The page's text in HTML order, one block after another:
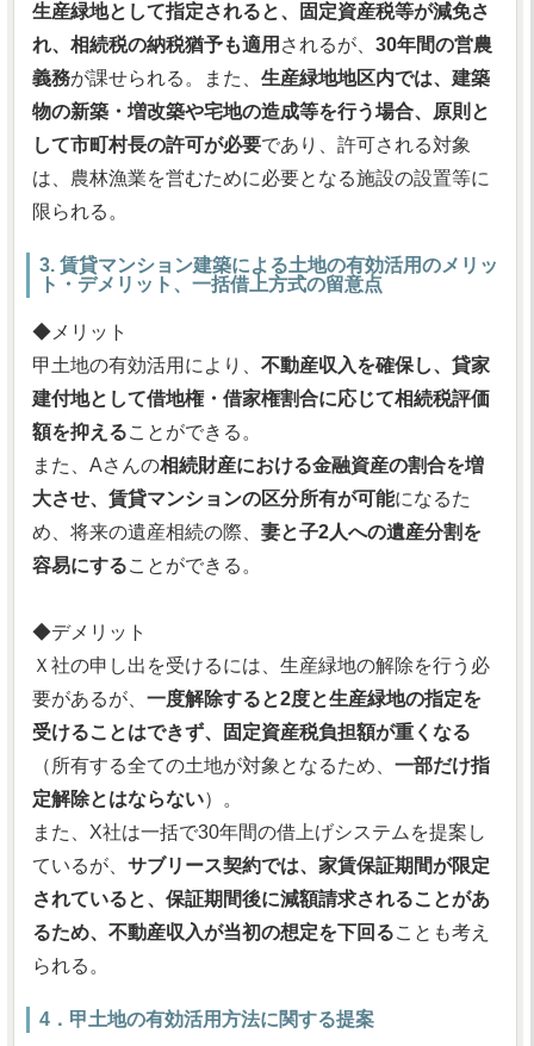
生産緑地として指定されると、固定資産税等が減免さ
れ、相続税の納税猶予も適用 されるが、 30年間の営農
義務が課せられる。また、 生産緑地地区内では、建築
物の新築・増改築や宅地の造成等を行う場合、原則と
して市町村長の許可が必要であり、許可される対象
は、農林漁業を営むために必要となる施設の設置等に
限られる。
3. 賃貸マンション建築による土地の有効活用のメリッ
ト・デメリット、一括借上方式の留意点
◆メリット
甲土地の有効活用により、 不動産収入を確保し、貸家
建付地として借地権・借家権割合に応じて相続税評価
額を抑えることができる。
また、Aさんの相続財産における金融資産の割合を増
大させ、賃貸マンションの区分所有が可能になるた
め、将来の遺産相続の際、 妻と子2人への遺産分割を
容易にすることができる。
◆デメリット
Ｘ社の申し出を受けるには、生産緑地の解除を行う必
要があるが、 一度解除すると2度と生産緑地の指定を
受けることはできず、固定資産税負担額が重くなる
（所有する全ての土地が対象となるため、 一部だけ指
定解除とはならない）。
また、X社は一括で30年間の借上げシステムを提案し
ているが、 サブリース契約では、家賃保証期間が限定
されていると、保証期間後に減額請求されることがあ
るため、不動産収入が当初の想定を下回ることも考え
られる。
4．甲土地の有効活用方法に関する提案